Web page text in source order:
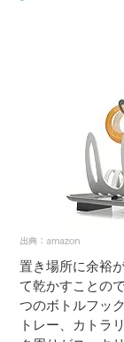
置き場所に余裕
て乾かすことの
つのボトルフッ
トレー、カトラ